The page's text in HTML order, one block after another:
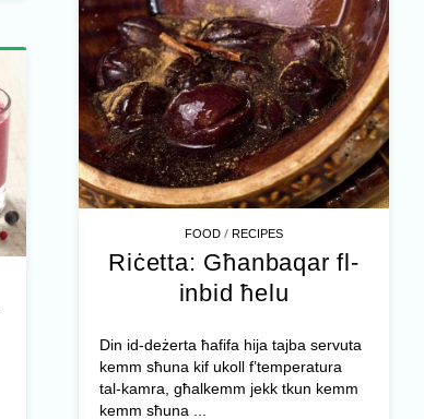
FOOD /RECIPES
Riċetta: Għanbaqar fl-
inbid ħelu
Din id-deżerta ħafifa hija tajba servuta
kemm sħuna kif ukoll f’temperatura
tal-kamra, għalkemm jekk tkun kemm
kemm sħuna ...